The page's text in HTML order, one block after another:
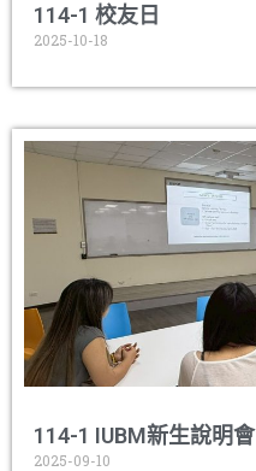
114-1 校友日
2025-10-18
114-1 IUBM新生說明會
2025-09-10